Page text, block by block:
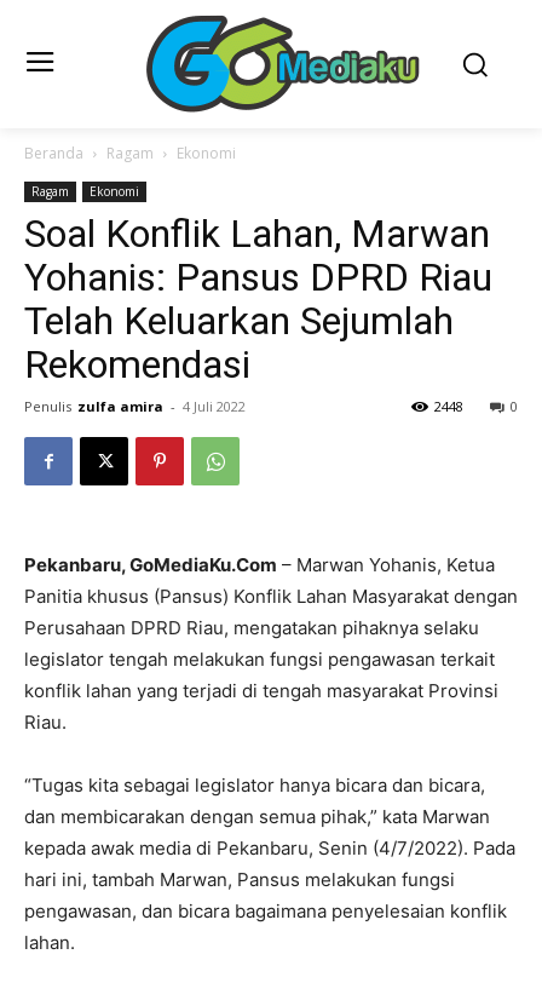
Beranda Ragam Ekonomi
Ragam Ekonomi
Soal Konflik Lahan, Marwan
Yohanis: Pansus DPRD Riau
Telah Keluarkan Sejumlah
Rekomendasi
Penulis zulfa amira - 4 Juli 2022 0
2448
Pekanbaru, GoMediaKu.Com – Marwan Yohanis, Ketua
Panitia khusus (Pansus) Konflik Lahan Masyarakat dengan
Perusahaan DPRD Riau, mengatakan pihaknya selaku
legislator tengah melakukan fungsi pengawasan terkait
konflik lahan yang terjadi di tengah masyarakat Provinsi
Riau.
“Tugas kita sebagai legislator hanya bicara dan bicara,
dan membicarakan dengan semua pihak,” kata Marwan
kepada awak media di Pekanbaru, Senin (4/7/2022). Pada
hari ini, tambah Marwan, Pansus melakukan fungsi
pengawasan, dan bicara bagaimana penyelesaian konflik
lahan.